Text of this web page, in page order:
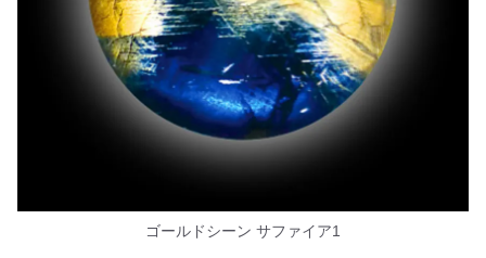
ゴールドシーン サファイア1